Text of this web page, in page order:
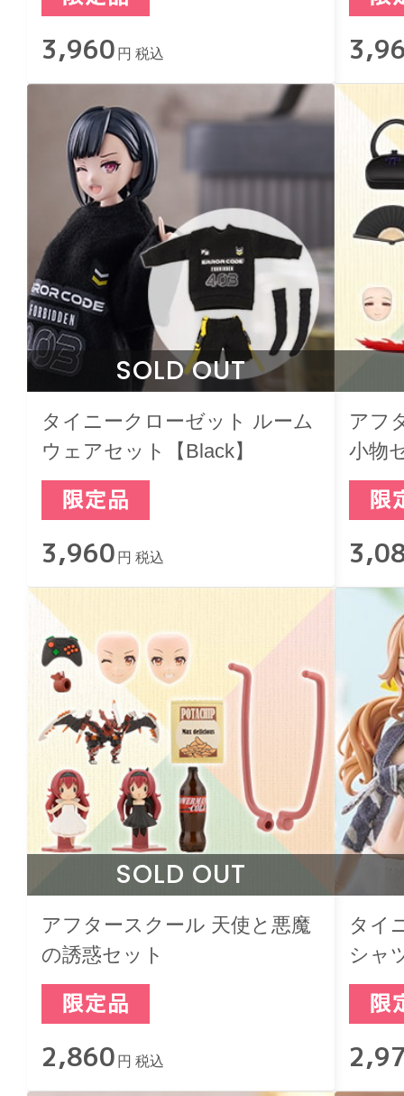
3,960 円 税込
SOLD OUT
タイニークローゼット ルーム
ウェアセット【Black】
3,960 円 税込
アフ
小物
SOLD OUT
アフタースクール 天使と悪魔
の誘惑セット
2,860 円 税込
タイ
シャ